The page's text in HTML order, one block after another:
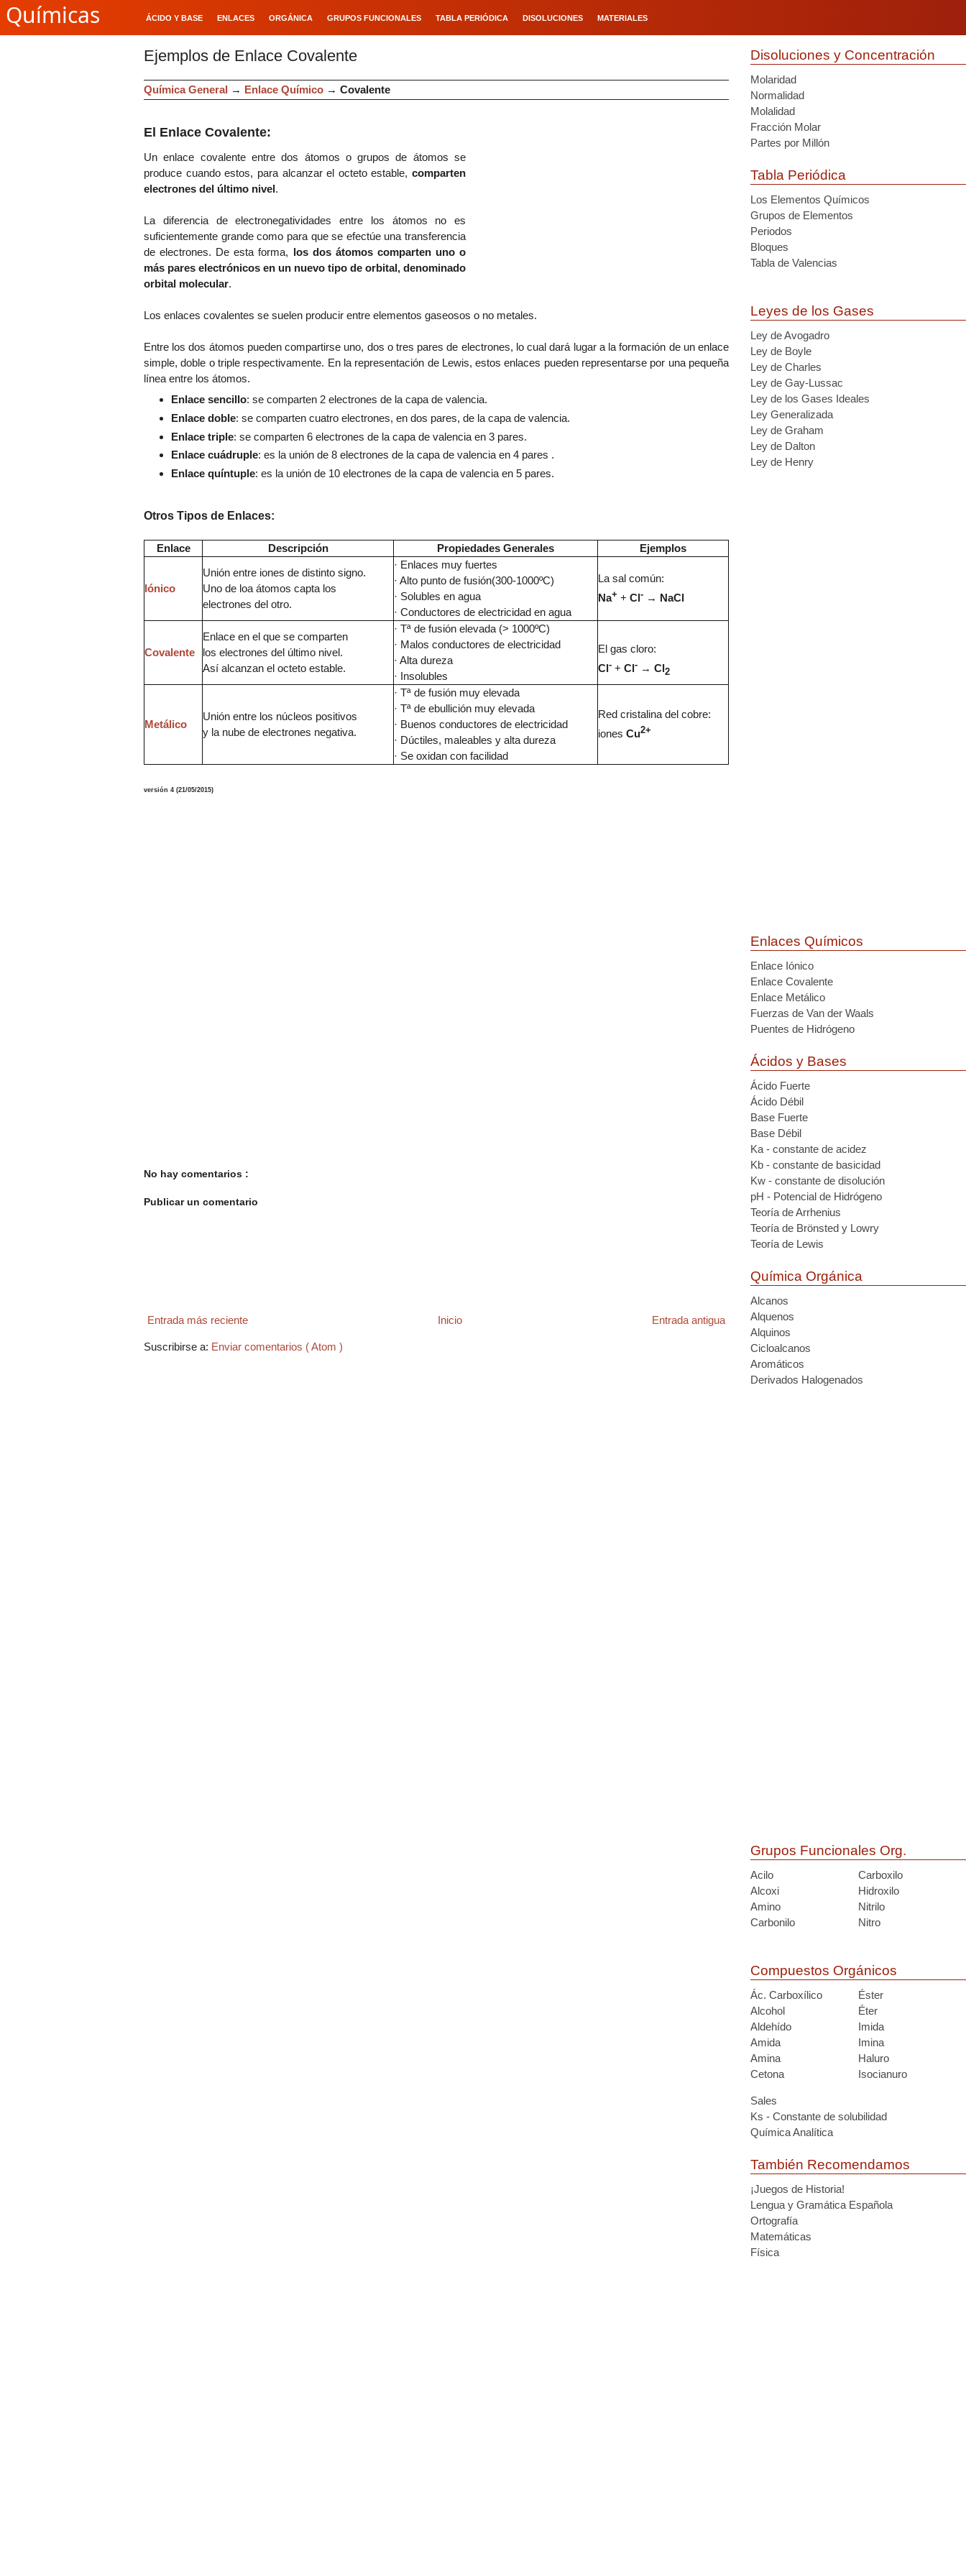
Químicas ÁCIDO Y BASE ENLACES ORGÁNICA GRUPOS FUNCIONALES TABLA PERIÓDICA DISOLUCIONES MATERIALES
Ejemplos de Enlace Covalente
Química General → Enlace Químico → Covalente
El Enlace Covalente:
Un enlace covalente entre dos átomos o grupos de átomos se
produce cuando estos, para alcanzar el octeto estable, comparten
electrones del último nivel.
La diferencia de electronegatividades entre los átomos no es
suficientemente grande como para que se efectúe una transferencia
de electrones. De esta forma, los dos átomos comparten uno o
más pares electrónicos en un nuevo tipo de orbital, denominado
orbital molecular.
Los enlaces covalentes se suelen producir entre elementos gaseosos o no metales.
Entre los dos átomos pueden compartirse uno, dos o tres pares de electrones, lo cual dará lugar a la formación de un enlace
simple, doble o triple respectivamente. En la representación de Lewis, estos enlaces pueden representarse por una pequeña
línea entre los átomos.
Enlace sencillo: se comparten 2 electrones de la capa de valencia.
Enlace doble: se comparten cuatro electrones, en dos pares, de la capa de valencia.
Enlace triple: se comparten 6 electrones de la capa de valencia en 3 pares.
Enlace cuádruple: es la unión de 8 electrones de la capa de valencia en 4 pares .
Enlace quíntuple: es la unión de 10 electrones de la capa de valencia en 5 pares.
Otros Tipos de Enlaces:
Enlace Descripción Propiedades Generales Ejemplos
Iónico
Unión entre iones de distinto signo.
Uno de loa átomos capta los
electrones del otro.
· Enlaces muy fuertes
· Alto punto de fusión(300-1000ºC)
· Solubles en agua
· Conductores de electricidad en agua
La sal común:
Na+ + Cl- → NaCl
Covalente
Enlace en el que se comparten
los electrones del último nivel.
Así alcanzan el octeto estable.
· Tª de fusión elevada (> 1000ºC)
· Malos conductores de electricidad
· Alta dureza
· Insolubles
El gas cloro:
Cl- + Cl- → Cl2
Metálico
Unión entre los núcleos positivos
y la nube de electrones negativa.
· Tª de fusión muy elevada
· Tª de ebullición muy elevada
· Buenos conductores de electricidad
· Dúctiles, maleables y alta dureza
· Se oxidan con facilidad
Red cristalina del cobre:
iones Cu2+
versión 4 (21/05/2015)
No hay comentarios :
Publicar un comentario
Entrada más reciente Entrada antigua
Inicio
Suscribirse a: Enviar comentarios ( Atom )
Disoluciones y Concentración
Molaridad
Normalidad
Molalidad
Fracción Molar
Partes por Millón
Tabla Periódica
Los Elementos Químicos
Grupos de Elementos
Periodos
Bloques
Tabla de Valencias
Leyes de los Gases
Ley de Avogadro
Ley de Boyle
Ley de Charles
Ley de Gay-Lussac
Ley de los Gases Ideales
Ley Generalizada
Ley de Graham
Ley de Dalton
Ley de Henry
Enlaces Químicos
Enlace Iónico
Enlace Covalente
Enlace Metálico
Fuerzas de Van der Waals
Puentes de Hidrógeno
Ácidos y Bases
Ácido Fuerte
Ácido Débil
Base Fuerte
Base Débil
Ka - constante de acidez
Kb - constante de basicidad
Kw - constante de disolución
pH - Potencial de Hidrógeno
Teoría de Arrhenius
Teoría de Brönsted y Lowry
Teoría de Lewis
Química Orgánica
Alcanos
Alquenos
Alquinos
Cicloalcanos
Aromáticos
Derivados Halogenados
Grupos Funcionales Org.
Acilo
Carboxilo
Alcoxi
Hidroxilo
Amino
Nitrilo
Carbonilo
Nitro
Compuestos Orgánicos
Ác. Carboxílico
Éster
Alcohol
Éter
Aldehído
Imida
Amida
Imina
Amina
Haluro
Cetona
Isocianuro
Sales
Ks - Constante de solubilidad
Química Analítica
También Recomendamos
¡Juegos de Historia!
Lengua y Gramática Española
Ortografía
Matemáticas
Física